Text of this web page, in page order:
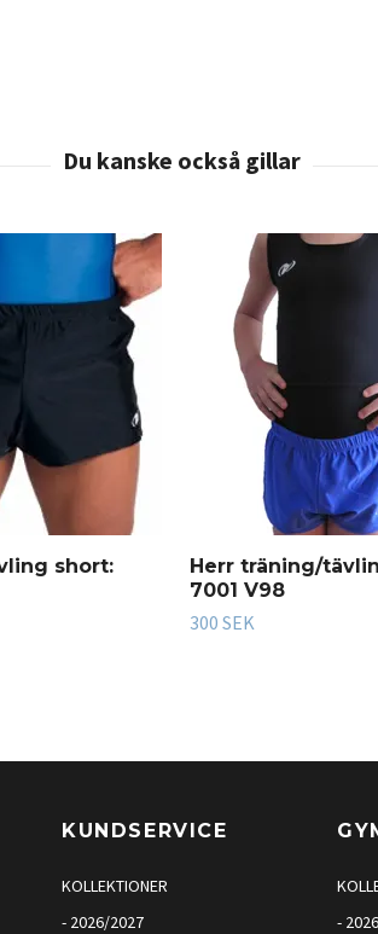
short:
Herr träning/
7001 V98
300 SEK
KUNDSERVICE
KOLLEKTIONER
- 2026/2027
-